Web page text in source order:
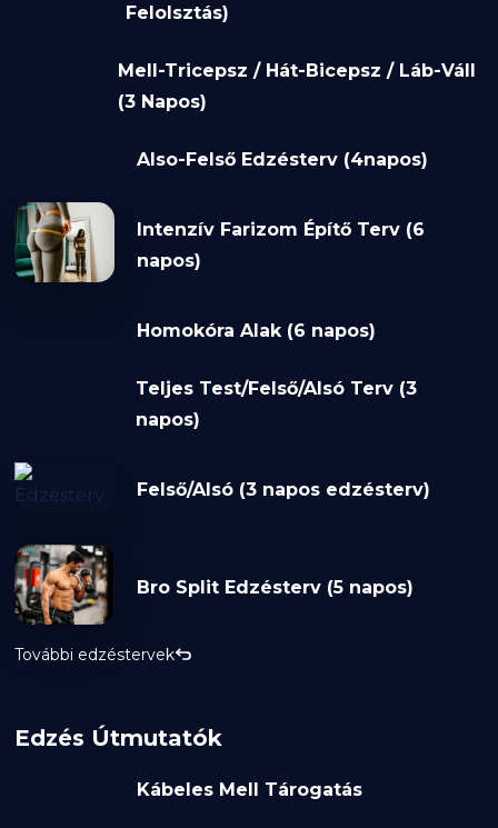
Felolsztás)
Mell-Tricepsz / Hát-Bicepsz / Láb-Váll
(3 Napos)
Also-Felső Edzésterv (4napos)
Intenzív Farizom Építő Terv (6
napos)
Homokóra Alak (6 napos)
Teljes Test/Felső/Alsó Terv (3
napos)
Felső/Alsó (3 napos edzésterv)
Bro Split Edzésterv (5 napos)
További edzéstervek
Edzés Útmutatók
Kábeles Mell Tárogatás